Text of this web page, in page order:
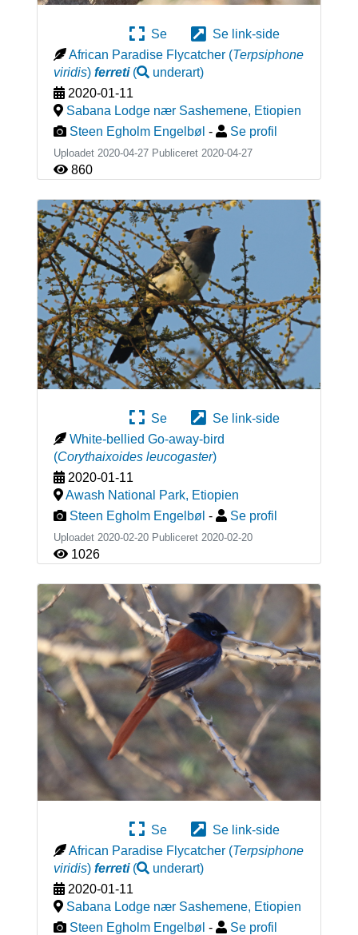
Se
Se link-side
African Paradise Flycatcher (Terpsiphone
viridis) ferreti( underart)
2020-01-11
Sabana Lodge nær Sashemene, Etiopien
Steen Egholm Engelbøl - Se profil
Uploadet 2020-04-27 Publiceret 2020-04-27
860
Se
Se link-side
White-bellied Go-away-bird
(Corythaixoides leucogaster)
2020-01-11
Awash National Park, Etiopien
Steen Egholm Engelbøl - Se profil
Uploadet 2020-02-20 Publiceret 2020-02-20
1026
Se
Se link-side
African Paradise Flycatcher (Terpsiphone
viridis) ferreti( underart)
2020-01-11
Sabana Lodge nær Sashemene, Etiopien
Steen Egholm Engelbøl - Se profil